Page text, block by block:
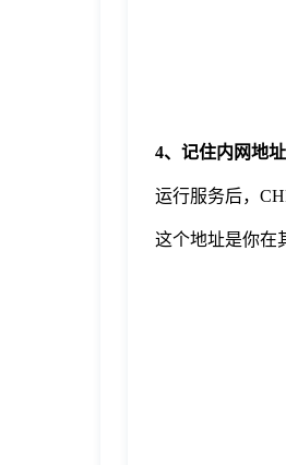
4、记住内网地址
运行服务后，
这个地址是你在